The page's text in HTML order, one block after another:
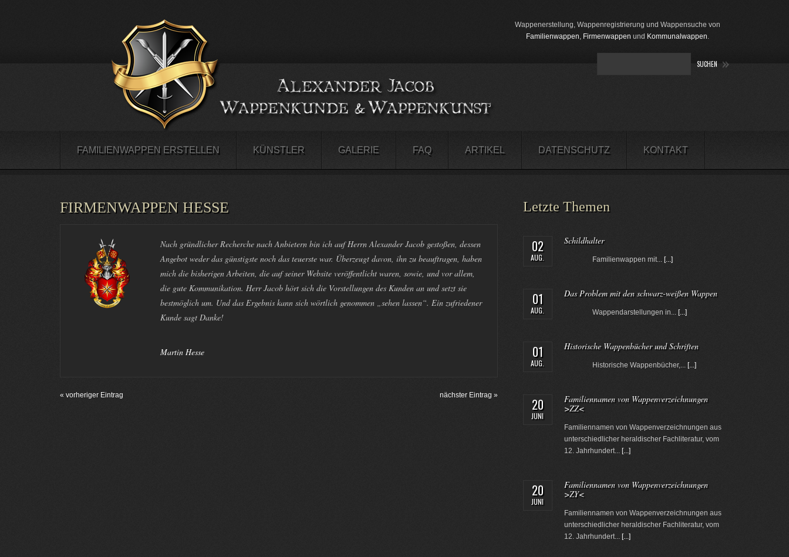
Wappenerstellung, Wappenregistrierung und Wappensuche von
Familienwappen, Firmenwappen und Kommunalwappen.
FAMILIENWAPPEN ERSTELLEN KÜNSTLER GALERIE FAQ ARTIKEL DATENSCHUTZ KONTAKT
FIRMENWAPPEN HESSE
Nach gründlicher Recherche nach Anbietern bin ich auf Herrn Alexander Jacob gestoßen, dessen
Angebot weder das günstigste noch das teuerste war. Überzeugt davon, ihn zu beauftragen, haben
mich die bisherigen Arbeiten, die auf seiner Website veröffentlicht waren, sowie, und vor allem,
die gute Kommunikation. Herr Jacob hört sich die Vorstellungen des Kunden an und setzt sie
bestmöglich um. Und das Ergebnis kann sich wörtlich genommen „sehen lassen“. Ein zufriedener
Kunde sagt Danke!
Martin Hesse
« vorheriger Eintrag nächster Eintrag »
Letzte Themen
02
AUG.
Schildhalter
Familienwappen mit... [...]
01
AUG.
Das Problem mit den schwarz-weißen Wappen
Wappendarstellungen in... [...]
01
AUG.
Historische Wappenbücher und Schriften
Historische Wappenbücher,... [...]
20
JUNI
Familiennamen von Wappenverzeichnungen
>ZZ<
Familiennamen von Wappenverzeichnungen aus
unterschiedlicher heraldischer Fachliteratur, vom
12. Jahrhundert... [...]
20
JUNI
Familiennamen von Wappenverzeichnungen
>ZY<
Familiennamen von Wappenverzeichnungen aus
unterschiedlicher heraldischer Fachliteratur, vom
12. Jahrhundert... [...]